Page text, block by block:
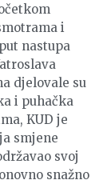
i
nastupa
djelovale su
i puhačka
KUD je
smjene
svoj
snažno